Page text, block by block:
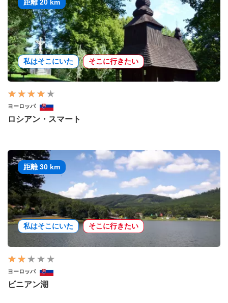
距離 20 km
私はそこにいた そこに行きたい
ヨーロッパ
ロシアン・スマート
距離 30 km
私はそこにいた そこに行きたい
ヨーロッパ
ビニアン湖